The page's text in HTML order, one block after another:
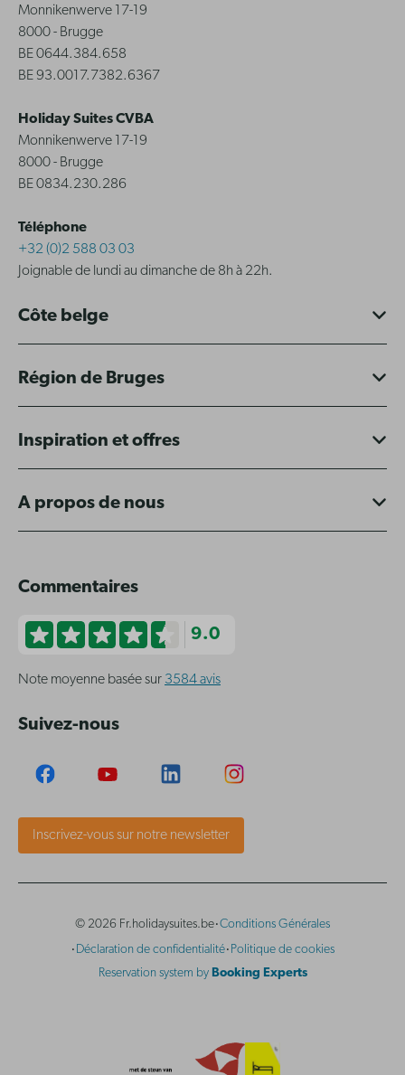
Monnikenwerve 17-19
8000 - Brugge
BE 0644.384.658
BE 93.0017.7382.6367
Holiday Suites CVBA
Monnikenwerve 17-19
8000 - Brugge
BE 0834.230.286
Téléphone
+32 (0)2 588 03 03
Joignable de lundi au dimanche de 8h à 22h.
Côte belge
Région de Bruges
Inspiration et offres
A propos de nous
Commentaires
9.0
Note moyenne basée sur 3584 avis
Suivez-nous
Inscrivez-vous sur notre newsletter
© 2026 Fr.holidaysuites.be·Conditions Générales
· Déclaration de confidentialité· Politique de cookies
Reservation system by Booking Experts